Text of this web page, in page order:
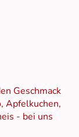
Geschmack
Apfelkuchen,
- bei uns